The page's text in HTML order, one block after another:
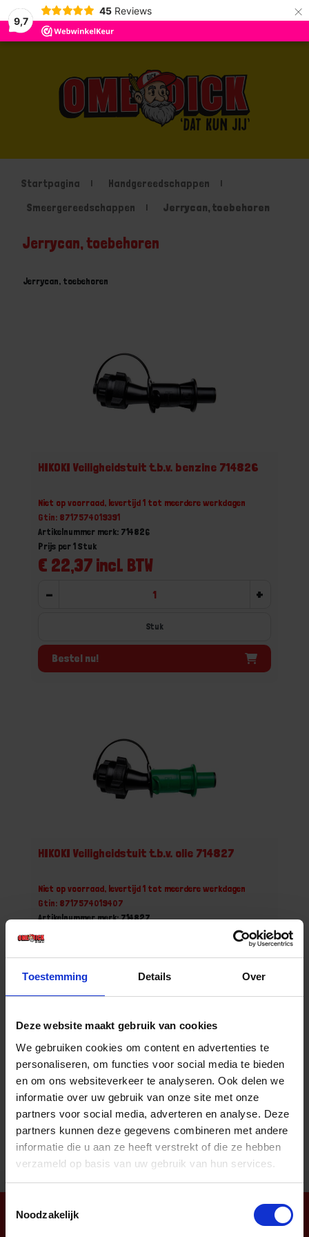
Toestemming Details Over
Deze website maakt gebruik van cookies
We gebruiken cookies om content en advertenties te
personaliseren, om functies voor social media te bieden
en om ons websiteverkeer te analyseren. Ook delen we
informatie over uw gebruik van onze site met onze
partners voor social media, adverteren en analyse. Deze
partners kunnen deze gegevens combineren met andere
informatie die u aan ze heeft verstrekt of die ze hebben
verzameld op basis van uw gebruik van hun services.
Noodzakelijk
9,7
45 Reviews ×
Startpagina
Handgereedschappen
Smeergereedschappen
Jerrycan, toebehoren
Jerrycan, toebehoren
Jerrycan, toebehoren
HIKOKI Veiligheidstuit t.b.v. benzine 714826
Niet op voorraad, levertijd 1 tot meerdere werkdagen
Gtin: 8717574019391
Artikelnummer merk: 714826
€ 22,37 incl. BTW
Prijs per 1 Stuk
- +
Stuk
Bestel nu!
HIKOKI Veiligheidstuit t.b.v. olie 714827
Niet op voorraad, levertijd 1 tot meerdere werkdagen
Gtin: 8717574019407
Artikelnummer merk: 714827
- +
Bestel nu!
Aantal producten tonen
Nieuwsbrief